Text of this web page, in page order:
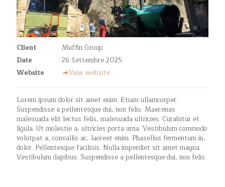
Client
Muffin Group
Date
26 Settembre 2025
Website
View website
Lorem ipsum dolor sit amet enim. Etiam ullamcorper.
Suspendisse a pellentesque dui, non felis. Maecenas
malesuada elit lectus felis, malesuada ultricies. Curabitur et
ligula. Ut molestie a, ultricies porta urna. Vestibulum commodo
volutpat a, convallis ac, laoreet enim. Phasellus fermentum in,
dolor. Pellentesque facilisis. Nulla imperdiet sit amet magna.
Vestibulum dapibus. Suspendisse a pellentesque dui, non felis.